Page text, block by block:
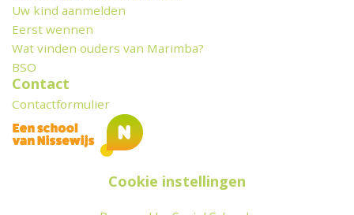
Uw kind aanmelden
Eerst wennen
Wat vinden ouders van Marimba?
BSO
Contact
Contactformulier
Cookie instellingen